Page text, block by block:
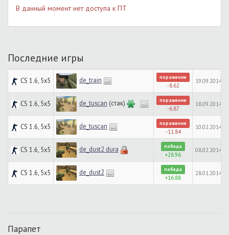
В данный момент нет доступа к ПТ
Последние игры
CS 1.6, 5x5 de_train поражение
-8.62
19.09.2014,
CS 1.6, 5x5 de_tuscan (стак) поражение
-6.87
18.09.2014,
CS 1.6, 5x5 de_tuscan поражение
-11.84
10.02.2014,
CS 1.6, 5x5 de_dust2 dura победа
+28.96
08.02.2014,
CS 1.6, 5x5 de_dust2 победа
+16.88
28.01.2014,
Парапет